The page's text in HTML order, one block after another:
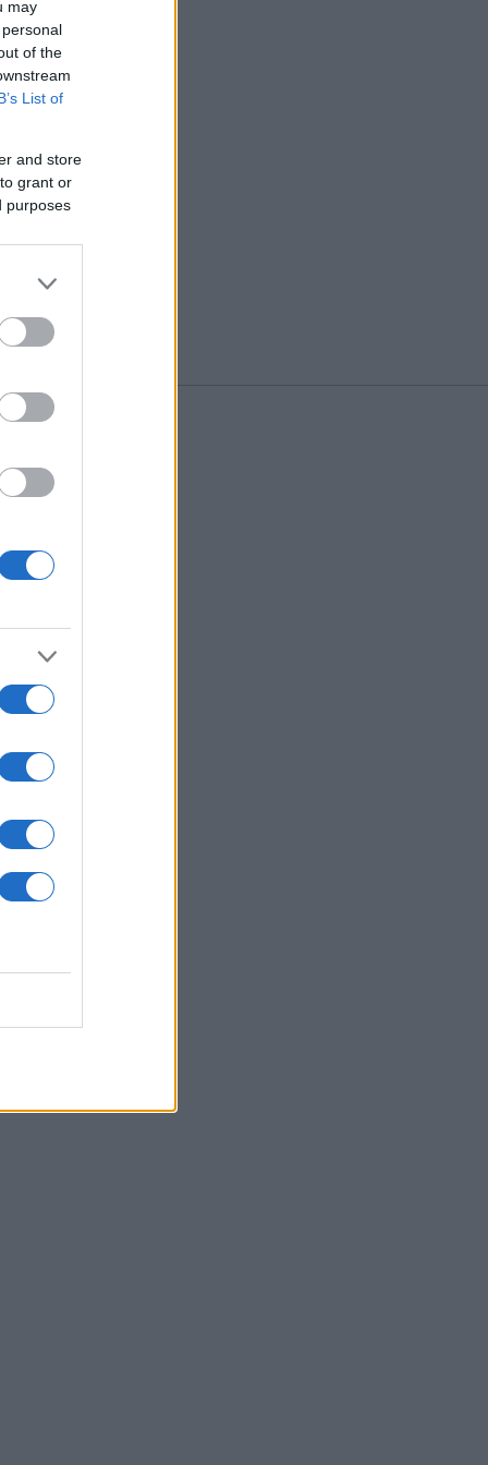
may
of the
List of
and store
grant or
purposes